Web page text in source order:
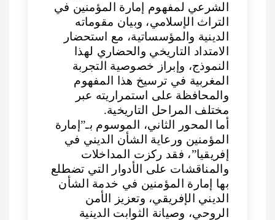
الشرعي لمفهوم إمارة المؤمنين في
التراث الإسلامي، وبيان مقوماته
الدينية والمؤسساتية، مع استحضار
الامتداد التاريخي والحضاري لهذا
النموذج، وإبراز خصوصية التجربة
المغربية في ترسيخ هذا المفهوم
والمحافظة على استمراريته عبر
مختلف المراحل التاريخية.
أما المحور الثاني، الموسوم بـ”إمارة
المؤمنين ورعاية الشأن الديني في
إفريقيا”، فقد ركزت المداخلات
والمناقشات على الأدوار التي تضطلع
بها إمارة المؤمنين في خدمة الشأن
الديني الإفريقي، وتعزيز الأمن
الروحي، وصيانة الثوابت الدينية